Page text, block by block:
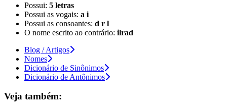
Possui: 5 letras
Possui as vogais: a i
Possui as consoantes: d r l
O nome escrito ao contrário: ilrad
Blog / Artigos
Nomes
Dicionário de Sinônimos
Dicionário de Antônimos
Veja também: